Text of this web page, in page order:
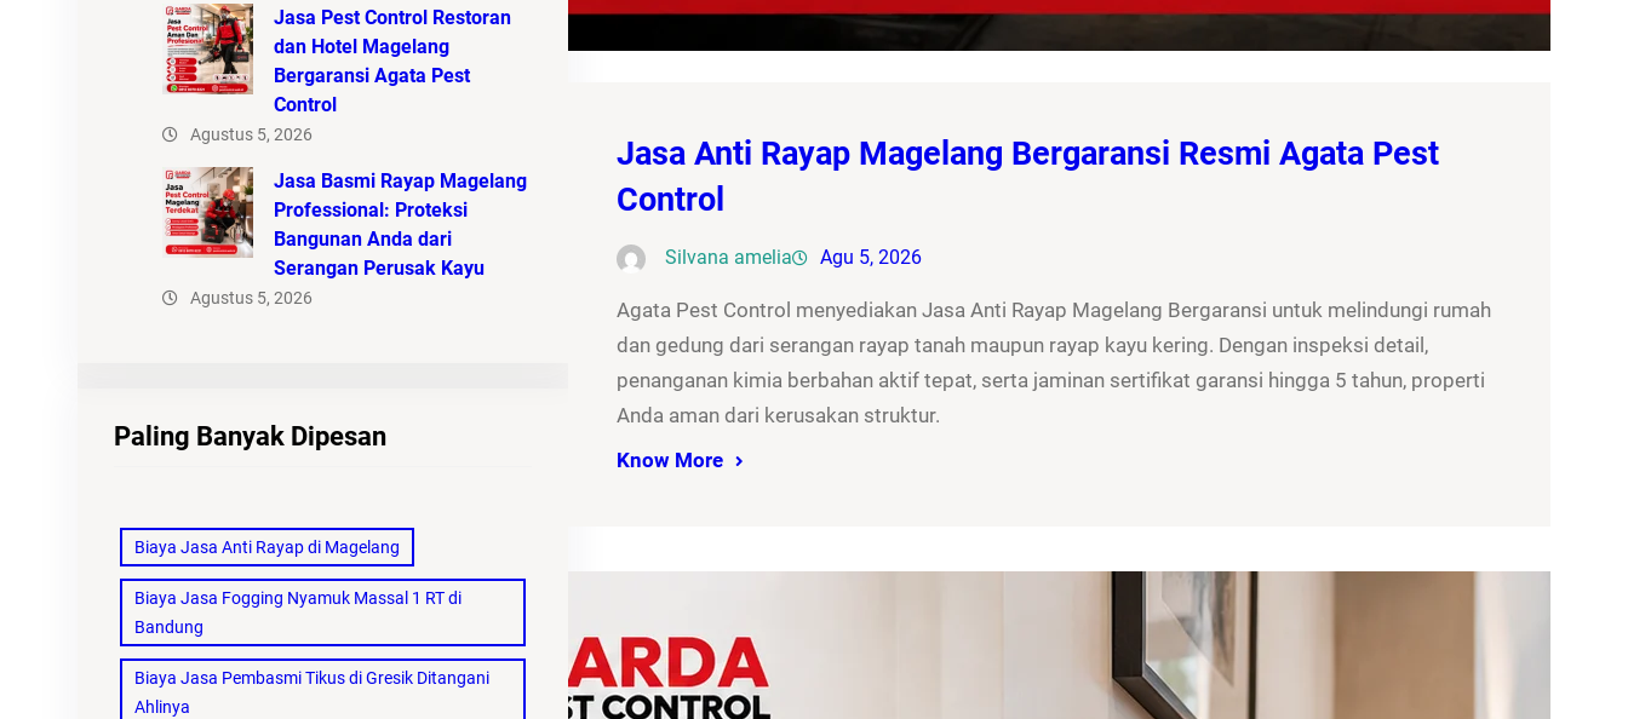
Jasa Pest Control Restoran
dan Hotel Magelang
Bergaransi Agata Pest
Control
Agustus 5, 2026
Jasa Basmi Rayap Magelang
Professional: Proteksi
Bangunan Anda dari
Serangan Perusak Kayu
Agustus 5, 2026
Paling Banyak Dipesan
Biaya Jasa Anti Rayap di Magelang
Biaya Jasa Fogging Nyamuk Massal 1 RT di
Bandung
Biaya Jasa Pembasmi Tikus di Gresik Ditangani
Ahlinya
Jasa Anti Rayap Magelang Bergaransi Resmi Agata Pest
Control
Silvana amelia Agu 5, 2026
Agata Pest Control menyediakan Jasa Anti Rayap Magelang Bergaransi untuk melindungi rumah
dan gedung dari serangan rayap tanah maupun rayap kayu kering. Dengan inspeksi detail,
penanganan kimia berbahan aktif tepat, serta jaminan sertifikat garansi hingga 5 tahun, properti
Anda aman dari kerusakan struktur.
Know More